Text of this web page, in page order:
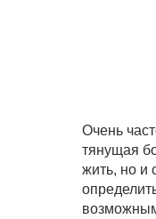
Очень
тянущая
жить, но и